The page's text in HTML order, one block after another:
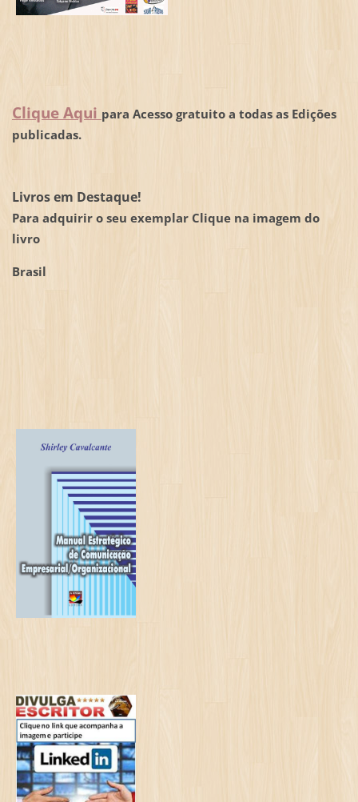
Clique Aqui para Acesso gratuito a todas as Edições
publicadas.
Livros em Destaque!
Para adquirir o seu exemplar Clique na imagem do
livro
Brasil